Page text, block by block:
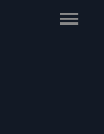
Main